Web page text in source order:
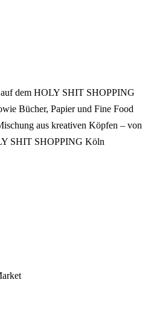
dem HOLY SHIT SHOPPING
Bücher, Papier und Fine Food
aus kreativen Köpfen – von
SHIT SHOPPING Köln